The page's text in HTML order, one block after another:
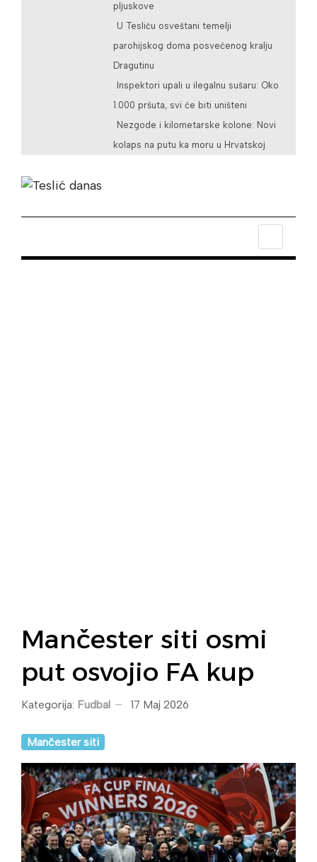
pljuskove
U Tesliću osveštani temelji
parohijskog doma posvećenog kralju
Dragutinu
Inspektori upali u ilegalnu sušaru: Oko
1.000 pršuta, svi će biti uništeni
Nezgode i kilometarske kolone: Novi
kolaps na putu ka moru u Hrvatskoj
Mančester siti osmi
put osvojio FA kup
Kategorija: Fudbal 17 Maj 2026
Mančester siti